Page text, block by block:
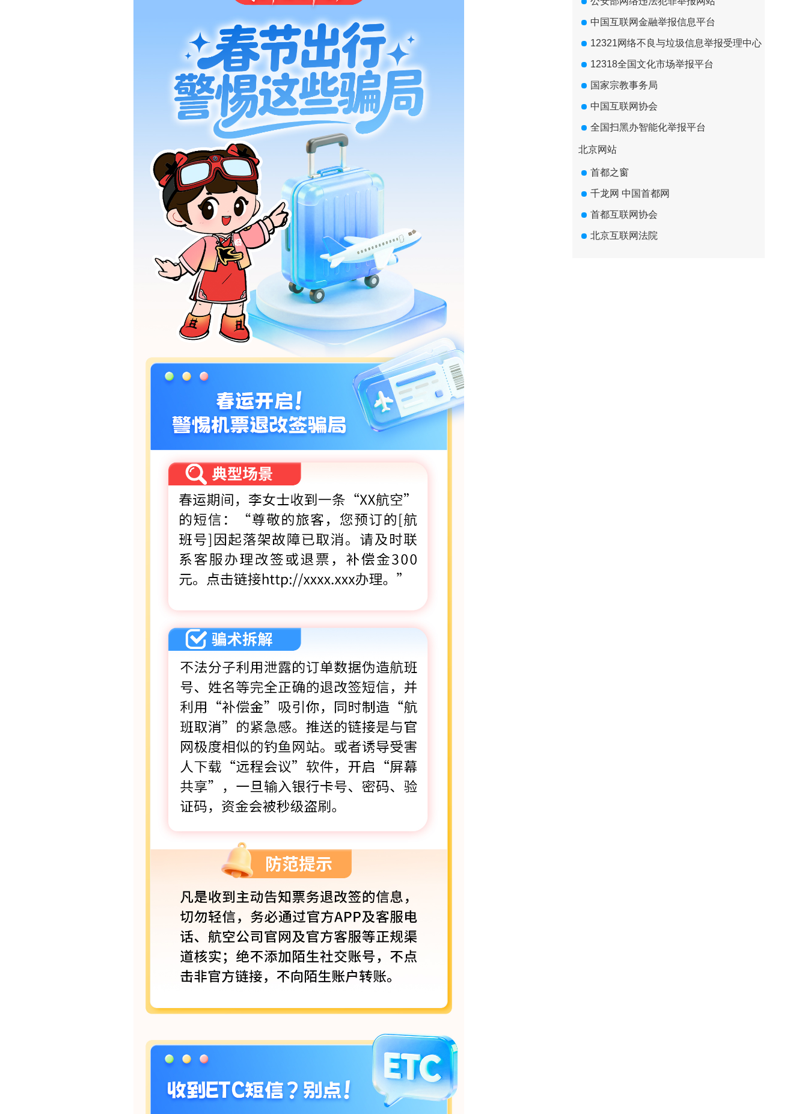
中国互联网金融举报信息平台
12321网络不良与垃圾信息举报受理中心
12318全国文化市场举报平台
国家宗教事务局
中国互联网协会
全国扫黑办智能化举报平台
北京网站
首都之窗
千龙网 中国首都网
首都互联网协会
北京互联网法院